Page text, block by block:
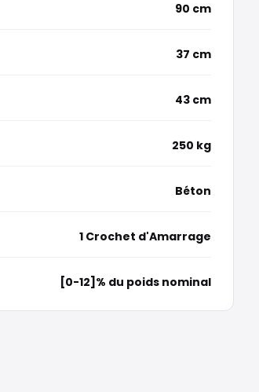
90 cm
37 cm
43 cm
250 kg
Béton
1 Crochet d'Amarrage
[0-12]% du poids nominal